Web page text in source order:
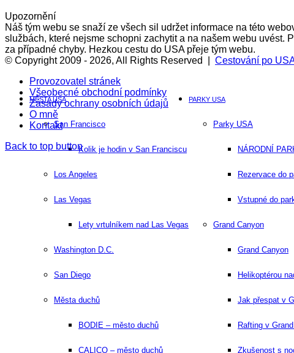
MĚSTA USA
San Francisco
Kolik je hodin v San Franciscu
Los Angeles
Las Vegas
Lety vrtulníkem nad Las Vegas
Washington D.C.
San Diego​
Města duchů
BODIE – město duchů
CALICO – město duchů
PARKY USA
Parky USA
NÁRODNÍ
Rezervace do
Vstupné do
Grand Canyon
Grand Canyon
Helikoptérou
Jak přespat v
Rafting v
Zkušenost s
Upozornění
Náš tým webu se snaží ze všech sil udržet informace na této
službách, které nejsme schopni zachytit a na našem webu uvést.
za případné chyby. Hezkou cestu do USA přeje tým webu.
© Copyright 2009 - 2026, All Rights Reserved | Cestování po
Provozovatel stránek
Všeobecné obchodní podmínky
Zásady ochrany osobních údajů
O mně
Kontakt
Back to top button